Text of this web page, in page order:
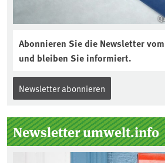
Abonnieren Sie die Newsletter
und bleiben Sie informiert.
Newsletter abonnieren
Newsletter umwelt.info